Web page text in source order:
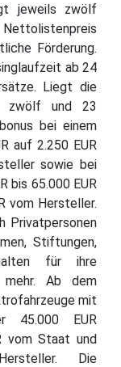
jeweils zwölf
Förderung.
ab 24
Liegt die
zwölf und 23
bei einem
auf 2.250 EUR
sowie bei
bis 65.000 EUR
vom Hersteller.
Privatpersonen
Stiftungen,
für ihre
mehr. Ab dem
mit
45.000 EUR
vom Staat und
Die